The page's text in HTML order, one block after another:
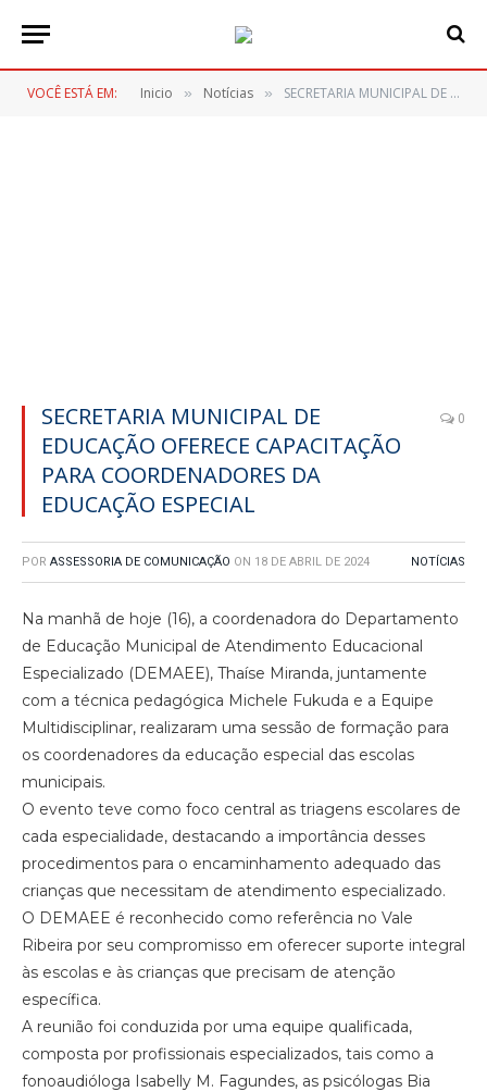
VOCÊ ESTÁ EM: Inicio » Notícias » SECRETARIA MUNICIPAL DE EDUCAÇÃO OFERECE CAPACITAÇÃO PARA COORDENADORES DA EDUCAÇÃO ESPECIAL
SECRETARIA MUNICIPAL DE
EDUCAÇÃO OFERECE CAPACITAÇÃO
PARA COORDENADORES DA
EDUCAÇÃO ESPECIAL
0
POR ASSESSORIA DE COMUNICAÇÃO ON 18 DE ABRIL DE 2024 NOTÍCIAS
Na manhã de hoje (16), a coordenadora do Departamento
de Educação Municipal de Atendimento Educacional
Especializado (DEMAEE), Thaíse Miranda, juntamente
com a técnica pedagógica Michele Fukuda e a Equipe
Multidisciplinar, realizaram uma sessão de formação para
os coordenadores da educação especial das escolas
municipais.
O evento teve como foco central as triagens escolares de
cada especialidade, destacando a importância desses
procedimentos para o encaminhamento adequado das
crianças que necessitam de atendimento especializado.
O DEMAEE é reconhecido como referência no Vale
Ribeira por seu compromisso em oferecer suporte integral
às escolas e às crianças que precisam de atenção
específica.
A reunião foi conduzida por uma equipe qualificada,
composta por profissionais especializados, tais como a
fonoaudióloga Isabelly M. Fagundes, as psicólogas Bia